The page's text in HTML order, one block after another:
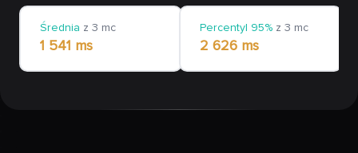
Średnia z 3 mc
1 541 ms
Percentyl 95% z 3 mc
2 626 ms